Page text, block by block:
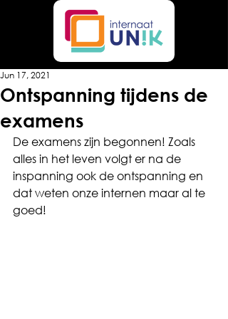
Ontspanning tijdens de
examens
Jun 17, 2021
De examens zijn begonnen! Zoals
alles in het leven volgt er na de
inspanning ook de ontspanning en
dat weten onze internen maar al te
goed!